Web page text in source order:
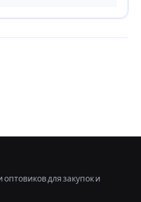
для закупок и